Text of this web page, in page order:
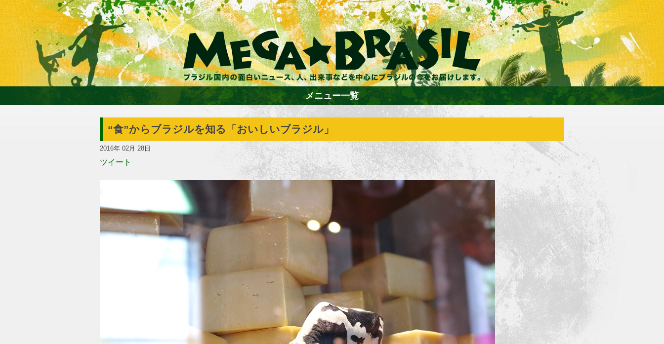
ホーム
ファション
エンターテイメント
グルメ
トラベル
サッカー
PEOPLE
ビジネス
メニュー一覧
“食”からブラジルを知る「おいしいブラジル」
2016年 02月 28日
ツイート